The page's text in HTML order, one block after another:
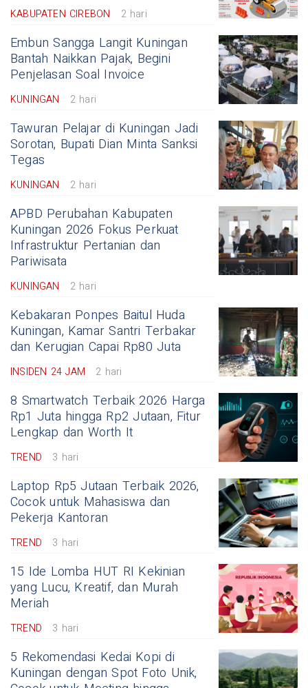
KABUPATEN CIREBON 2 hari
Embun Sangga Langit Kuningan
Bantah Naikkan Pajak, Begini
Penjelasan Soal Invoice
KUNINGAN 2 hari
Tawuran Pelajar di Kuningan Jadi
Sorotan, Bupati Dian Minta Sanksi
Tegas
KUNINGAN 2 hari
APBD Perubahan Kabupaten
Kuningan 2026 Fokus Perkuat
Infrastruktur Pertanian dan
Pariwisata
KUNINGAN 2 hari
Kebakaran Ponpes Baitul Huda
Kuningan, Kamar Santri Terbakar
dan Kerugian Capai Rp80 Juta
INSIDEN 24 JAM 2 hari
8 Smartwatch Terbaik 2026 Harga
Rp1 Juta hingga Rp2 Jutaan, Fitur
Lengkap dan Worth It
TREND 3 hari
Laptop Rp5 Jutaan Terbaik 2026,
Cocok untuk Mahasiswa dan
Pekerja Kantoran
TREND 3 hari
15 Ide Lomba HUT RI Kekinian
yang Lucu, Kreatif, dan Murah
Meriah
TREND 3 hari
5 Rekomendasi Kedai Kopi di
Kuningan dengan Spot Foto Unik,